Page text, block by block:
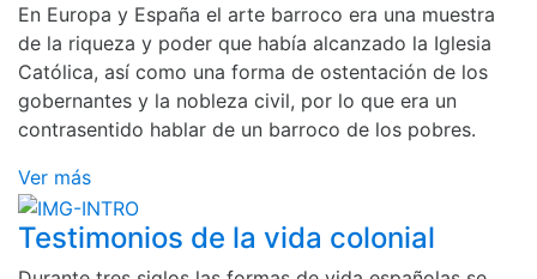
En Europa y España el arte barroco era una muestra
de la riqueza y poder que había alcanzado la Iglesia
Católica, así como una forma de ostentación de los
gobernantes y la nobleza civil, por lo que era un
contrasentido hablar de un barroco de los pobres.
Ver más
Testimonios de la vida colonial